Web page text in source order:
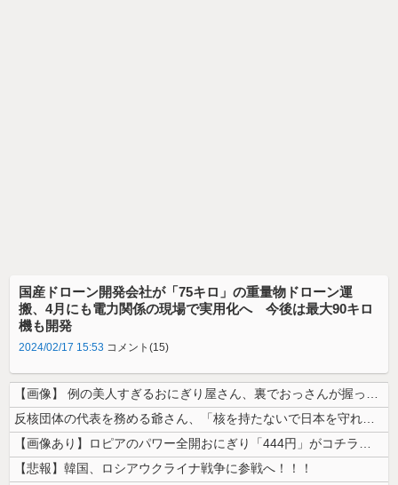
国産ドローン開発会社が「75キロ」の重量物ドローン運
搬、4月にも電力関係の現場で実用化へ 今後は最大90キロ
機も開発
2024/02/17 15:53 コメント(15)
【画像】 例の美人すぎるおにぎり屋さん、裏でおっさんが握っていたｗｗｗ...
反核団体の代表を務める爺さん、「核を持たないで日本を守れますか」と中学...
【画像あり】ロピアのパワー全開おにぎり「444円」がコチラｗｗｗｗｗ
【悲報】韓国、ロシアウクライナ戦争に参戦へ！！！